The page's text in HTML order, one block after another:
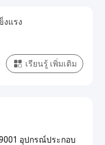
งแรง
เรียนรู้ เพิ่มเติม
อุปกรณ์ประกอบ